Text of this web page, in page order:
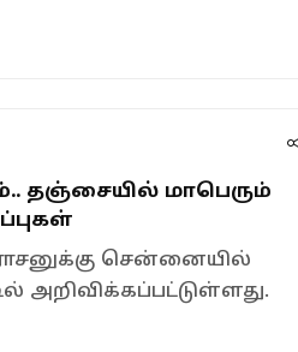
தஞ்சையில் மாபெரும்
சென்னையில்
அறிவிக்கப்பட்டுள்ளது.